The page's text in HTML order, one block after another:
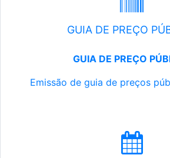
GUIA DE PREÇO
GUIA DE PREÇO
Emissão de guia de preços